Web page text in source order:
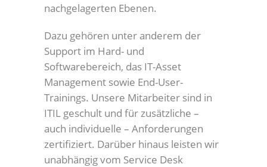
nachgelagerten Ebenen.
Dazu gehören unter anderem der
Support im Hard- und
Softwarebereich, das IT-Asset
Management sowie End-User-
Trainings. Unsere Mitarbeiter sind in
ITIL geschult und für zusätzliche –
auch individuelle – Anforderungen
zertifiziert. Darüber hinaus leisten wir
unabhängig vom Service Desk